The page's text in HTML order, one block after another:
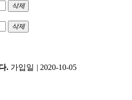
삭제
삭제
. 가입일 | 2020-10-05